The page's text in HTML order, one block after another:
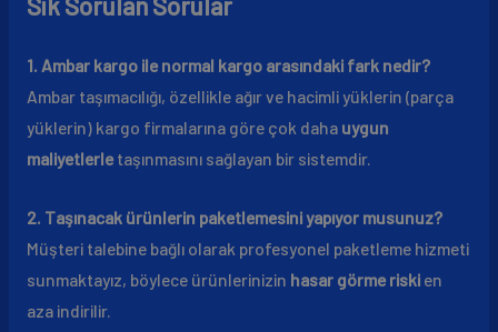
Sık Sorulan Sorular
1. Ambar kargo ile normal kargo arasındaki fark nedir?
Ambar taşımacılığı, özellikle ağır ve hacimli yüklerin (parça
yüklerin) kargo firmalarına göre çok daha uygun
maliyetlerletaşınmasını sağlayan bir sistemdir.
2. Taşınacak ürünlerin paketlemesini yapıyor musunuz?
Müşteri talebine bağlı olarak profesyonel paketleme hizmeti
sunmaktayız, böylece ürünlerinizin hasar görme riskien
aza indirilir.